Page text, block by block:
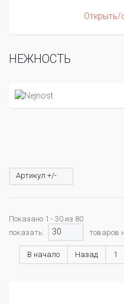
Открыть/
НЕЖНОСТЬ
Артикул +/-
Показано 1 - 30 из 80
показать:
30 товаров
В начало Назад 1